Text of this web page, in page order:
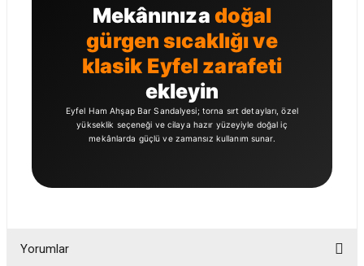
Mekânınıza doğal
gürgen sıcaklığı ve
klasik Eyfel zarafeti
ekleyin
Eyfel Ham Ahşap Bar Sandalyesi; torna sırt detayları, özel
yükseklik seçeneği ve cilaya hazır yüzeyiyle doğal iç
mekânlarda güçlü ve zamansız kullanım sunar.
Yorumlar